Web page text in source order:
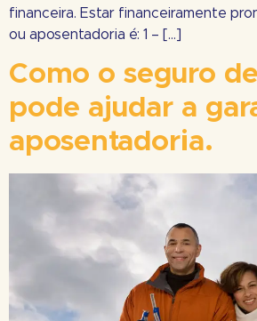
financeira. Estar financeiramente
ou aposentadoria é: 1 – […]
Como o seguro
pode ajudar a
aposentadoria.